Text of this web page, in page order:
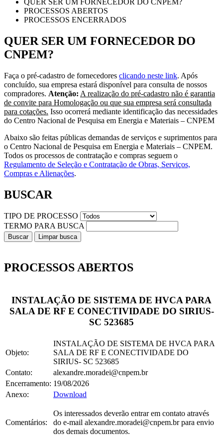
QUER SER UM FORNECEDOR DO CNPEM?
PROCESSOS ABERTOS
PROCESSOS ENCERRADOS
QUER SER UM FORNECEDOR DO
CNPEM?
Faça o pré-cadastro de fornecedores clicando neste link. Após
concluído, sua empresa estará disponível para consulta de nossos
compradores. Atenção: A realização do pré-cadastro não é garantia
de convite para Homologação ou que sua empresa será consultada
para cotações. Isso ocorrerá mediante identificação das necessidades
do Centro Nacional de Pesquisa em Energia e Materiais – CNPEM
Abaixo são feitas públicas demandas de serviços e suprimentos para
o Centro Nacional de Pesquisa em Energia e Materiais – CNPEM.
Todos os processos de contratação e compras seguem o
Regulamento de Seleção e Contratação de Obras, Serviços,
Compras e Alienações.
BUSCAR
TIPO DE PROCESSO
TERMO PARA BUSCA
PROCESSOS ABERTOS
INSTALAÇÃO DE SISTEMA DE HVCA PARA
SALA DE RF E CONECTIVIDADE DO SIRIUS-
SC 523685
Objeto:
INSTALAÇÃO DE SISTEMA DE HVCA PARA
SALA DE RF E CONECTIVIDADE DO
SIRIUS- SC 523685
Contato:
alexandre.moradei@cnpem.br
Encerramento: 19/08/2026
Anexo:
Download
Comentários:
Os interessados deverão entrar em contato através
do e-mail alexandre.moradei@cnpem.br para envio
dos demais documentos.